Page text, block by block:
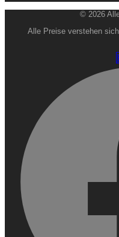
© 2026
Alle Preise verstehen